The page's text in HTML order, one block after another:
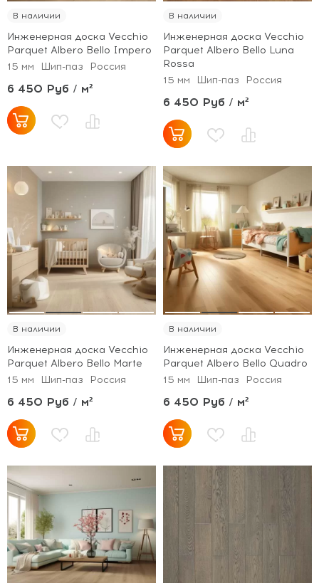
В наличии
Инженерная доска Vecchio
Parquet Albero Bello Impero
15 мм
Шип-паз Россия
6 450 Руб / м²
В наличии
Инженерная доска Vecchio
Parquet Albero Bello Luna
Rossa
15 мм
Шип-паз Россия
6 450 Руб / м²
В наличии
Инженерная доска Vecchio
Parquet Albero Bello Marte
15 мм
Шип-паз Россия
6 450 Руб / м²
В наличии
Инженерная доска Vecchio
Parquet Albero Bello Quadro
15 мм
Шип-паз Россия
6 450 Руб / м²